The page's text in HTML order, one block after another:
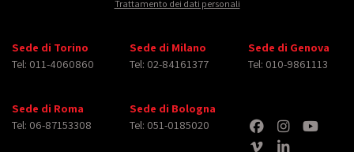
Trattamento dei dati personali
Sede di Torino
Tel: 011-4060860
Sede di Milano
Tel: 02-84161377
Sede di Genova
Tel: 010-9861113
Sede di Roma
Tel: 06-87153308
Sede di Bologna
Tel: 051-0185020